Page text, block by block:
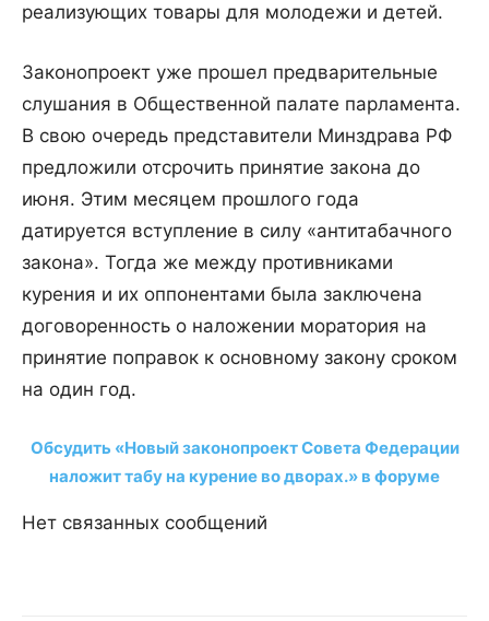
реализующих товары для молодежи и детей.
Законопроект уже прошел предварительные
слушания в Общественной палате парламента.
В свою очередь представители Минздрава РФ
предложили отсрочить принятие закона до
июня. Этим месяцем прошлого года
датируется вступление в силу «антитабачного
закона». Тогда же между противниками
курения и их оппонентами была заключена
договоренность о наложении моратория на
принятие поправок к основному закону сроком
на один год.
Обсудить «Новый законопроект Совета Федерации
наложит табу на курение во дворах.» в форуме
Нет связанных сообщений